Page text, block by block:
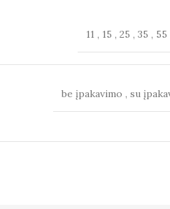
11 , 15 , 25 , 35 , 55
be įpakavimo , su